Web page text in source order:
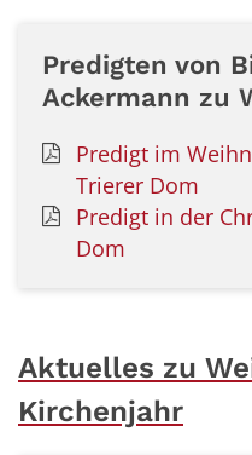
Predigten von
Ackermann zu
Predigt im
Trierer Dom
Predigt in der
Dom
Aktuelles zu
Kirchenjahr